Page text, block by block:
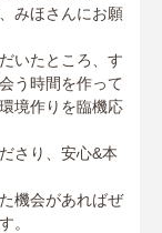
みほさんにお願
いたところ、す
う時間を作って
境作りを臨機応
さり、安心&本
機会があればぜ
。